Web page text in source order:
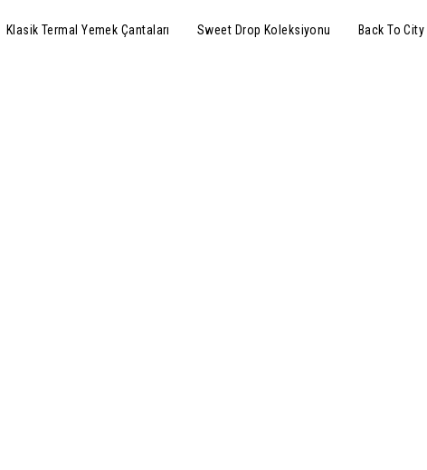
Klasik Termal Yemek Çantaları Sweet Drop Koleksiyonu Back To